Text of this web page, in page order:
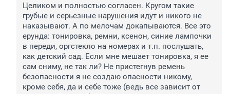
Целиком и полностью согласен. Кругом такие
грубые и серьезные нарушения идут и никого не
наказывают. А по мелочам докапываются. Все это
ерунда: тонировка, ремни, ксенон, синие лампочки
в переди, оргстекло на номерах и т.п. послушать,
как детский сад. Если мне мешает тонировка, я ее
сам сниму, не так ли? Не пристегнув ремень
безопасности я не создаю опасности никому,
кроме себя, да и себе тоже (ведь все зависит от